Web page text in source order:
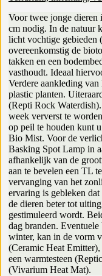
Voor twee jonge dieren
cm nodig. In de natuur
licht vochtige gebieden
overeenkomstig de
takken en een
vasthoudt. Ideaal
Verdere aankleding
plastic planten.
(Repti Rock
week ververst te
op peil te houden kunt
Bio Mist. Voor de
Basking Spot Lamp in
afhankelijk van de
aan te bevelen een TL
vervanging van het
ervaring is gebleken
de dieren beter tot
gestimuleerd wordt.
dag branden.
winter, kan in de vorm
(Ceramic Heat
een warmtesteen
(Vivarium Heat Mat).